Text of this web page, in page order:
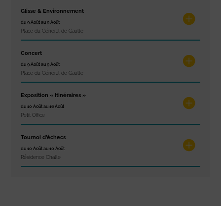
Glisse & Environnement
du 9 Août au 9 Août
Place du Général de Gaulle
Concert
du 9 Août au 9 Août
Place du Général de Gaulle
Exposition « Itinéraires »
du 10 Août au 16 Août
Petit Office
Tournoi d’échecs
du 10 Août au 10 Août
Résidence Challe